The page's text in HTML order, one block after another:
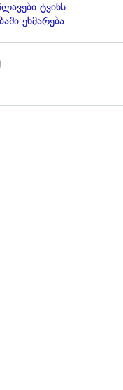
ტვინს
ეხმარება